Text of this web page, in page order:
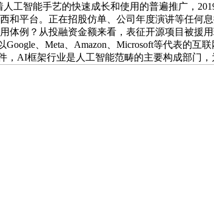
工智能手艺的快速成长和使用的普遍推广，
平台。正在招股仿单、公司年度演讲等任何
例？从投融资金额来看，表征开源项目被援
、Meta、Amazon、Microsoft等代表的
AI框架行业是人工智能范畴的主要构成部门